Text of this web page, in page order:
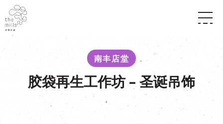
媒体中心
联络我们
南丰店堂
商店
南丰店堂
胶袋再生工作坊 – 圣诞吊饰